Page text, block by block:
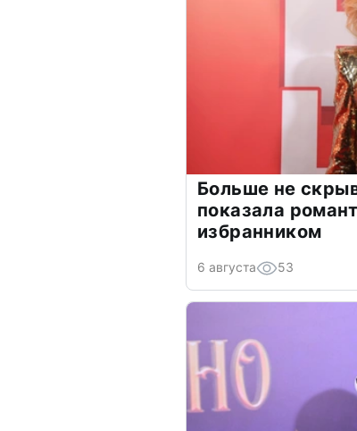
Больше не
показала
избранником
6 августа 53